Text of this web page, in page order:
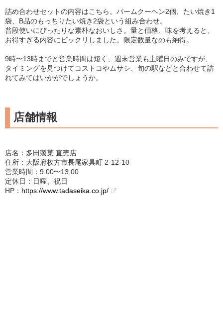
詰め合わせセットの内容はこちら。バームクーヘン2個、たい焼き1
袋、B品のもっちりたい焼き2袋という組み合わせ。
普段使いにぴったりな素朴なおいしさ。量と価格、味を考えると、
お得すぎる内容にビックリしました。限定数量なのも納得。
9時〜13時までと営業時間は短く、週末営業も土曜日のみですが、
タイミングを見つけてコストコやムサシ、旬の駅などと合わせて訪
れてみてはいかがでしょうか。
店舗情報
店名：多田製菓 直売店
住所：大阪府枚方市長尾家具町 2-12-10
営業時間：9:00〜13:00
定休日：日曜、祝日
HP： https://www.tadaseika.co.jp/